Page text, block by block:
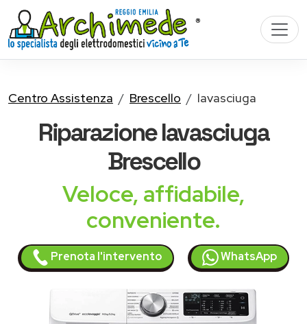
Centro Assistenza Brescello lavasciuga
Riparazionelavasciuga
Brescello
Veloce, affidabile,
conveniente.
Prenota l'intervento WhatsApp